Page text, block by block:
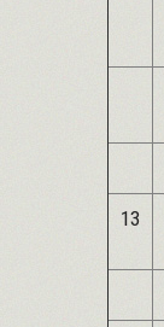
13